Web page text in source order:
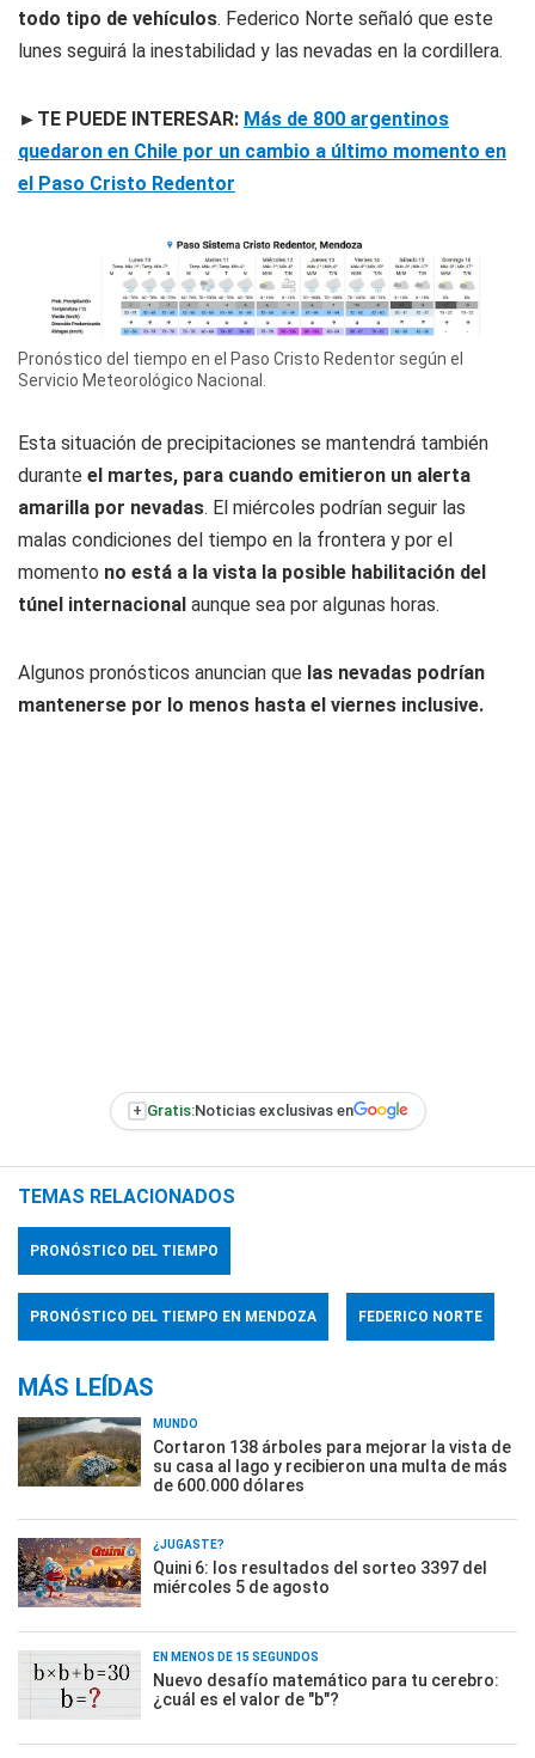
todo tipo de vehículos. Federico Norte señaló que este
lunes seguirá la inestabilidad y las nevadas en la cordillera.
►TE PUEDE INTERESAR: Más de 800 argentinos
quedaron en Chile por un cambio a último momento en
el Paso Cristo Redentor
Pronóstico del tiempo en el Paso Cristo Redentor según el
Servicio Meteorológico Nacional.
Esta situación de precipitaciones se mantendrá también
durante el martes, para cuando emitieron un alerta
amarilla por nevadas. El miércoles podrían seguir las
malas condiciones del tiempo en la frontera y por el
momento no está a la vista la posible habilitación del
túnel internacional aunque sea por algunas horas.
Algunos pronósticos anuncian que las nevadas podrían
mantenerse por lo menos hasta el viernes inclusive.
+ Gratis:Noticias exclusivas en
TEMAS RELACIONADOS
PRONÓSTICO DEL TIEMPO
PRONÓSTICO DEL TIEMPO EN MENDOZA FEDERICO NORTE
MÁS LEÍDAS
MUNDO
Cortaron 138 árboles para mejorar la vista de
su casa al lago y recibieron una multa de más
de 600.000 dólares
¿JUGASTE?
Quini 6: los resultados del sorteo 3397 del
miércoles 5 de agosto
EN MENOS DE 15 SEGUNDOS
Nuevo desafío matemático para tu cerebro:
¿cuál es el valor de "b"?